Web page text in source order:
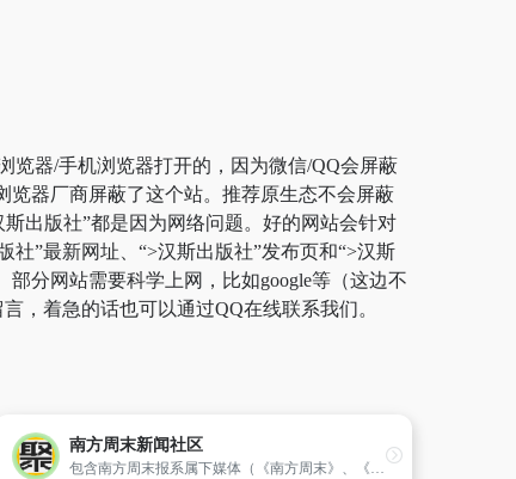
览器/手机浏览器打开的，因为微信/QQ会屏蔽
览器厂商屏蔽了这个站。推荐原生态不会屏蔽
出版社”都是因为网络问题。好的网站会针对
”最新网址、“>汉斯出版社”发布页和“>汉斯
分网站需要科学上网，比如google等（这边不
，着急的话也可以通过QQ在线联系我们。
南方周末新闻社区
包含南方周末报系属下媒体（《南方周末》、《名牌》、《南方人物周刊》）的新闻社区,内容涵盖深度新闻调查、焦点新闻、传媒重点、时事纵横、文化娱乐及生活等方面。